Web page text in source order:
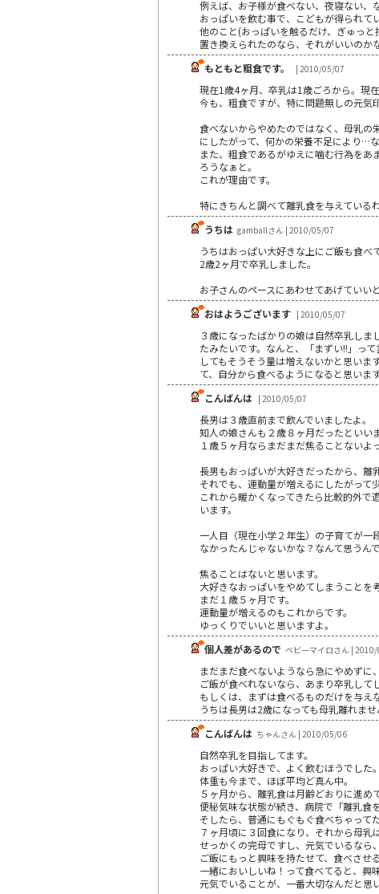
例えば、お子様が食べない、夜寝ない、
おっぱいを飲む事で、こどもが得られて
他のこと(おっぱいを触るだけ、ぎゅっと
置き換えられたのなら、それがいいのか
もともと粗食です。
| 2010/05/07
現在1歳4ヶ月、卒乳は1歳ごろから。現
今も、粗食ですが、特に問題無しの元気印
食べないからやめたのではなく、母乳の
にしたがって、何かの栄養不足により…
また、粗食であるがゆえに噛む行為を
ろうなぁと。
これが理由です。
特にきちんと調べて離乳食を与えている
うちは gamballさん | 2010/05/07
うちはおっぱい大好きな上にご飯も食べ
2歳2ヶ月で卒乳しました。
お子さんのペースにあわせてあげていい
おはようございます | 2010/05/07
３歳になったばかりの娘は自然卒乳し
たみたいです。なんと、「まずい!!」っ
してもそうそう量は増えないかと思い
て、自分から食べるようになると思います
こんばんは | 2010/05/07
長男は３歳直前まで飲んでいましたよ。
知人の娘さんも２歳８ヶ月だったといいま
１歳５ヶ月ならまだまだ焦ることないよ
長男もおっぱいが大好きだったから、離
それでも、運動量が増えるにしたがって
これから暖かくなってきたら比較的外で
います。
一人目（現在小学２年生）の子育てが
なかったんじゃないかな？なんて思うんで
焦ることはないと思います。
大好きなおっぱいをやめてしまうことを
まだ１歳５ヶ月です。
運動量が増えるのもこれからです。
ゆっくりでいいと思いますよ。
個人差があるので ベビーマイロさん |
まだまだ食べないようなら急にやめずに
ご飯が食べれないなら、あまり卒乳して
もしくは、まずは食べるものだけを与え
うちは長男は2歳になっても母乳離れま
こんばんは ちゃんさん | 2010/05/06
自然卒乳を目指してます。
おっぱい大好きで、よく飲むほうでした。
体重も今まで、ほぼ平均ど真ん中。
５ヶ月から、離乳食は月齢どおりに進め
便秘気味な状態が続き、病院で「離乳食
そしたら、普通にもぐもぐ食べちゃってた
７ヶ月頃に３回食になり、それから母乳
せっかくの完母ですし、元気でいるなら
ご飯にもっと興味を持たせて、食べさせ
一緒においしいね！って食べてると、興
元気でいることが、一番大切なんだと思い